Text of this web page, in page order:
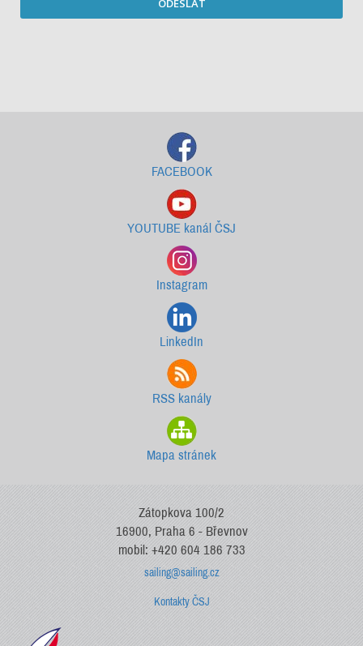
ODESLAT
FACEBOOK
YOUTUBE kanál ČSJ
Instagram
LinkedIn
RSS kanály
Mapa stránek
Zátopkova 100/2
16900, Praha 6 - Břevnov
mobil: +420 604 186 733
sailing@sailing.cz
Kontakty ČSJ